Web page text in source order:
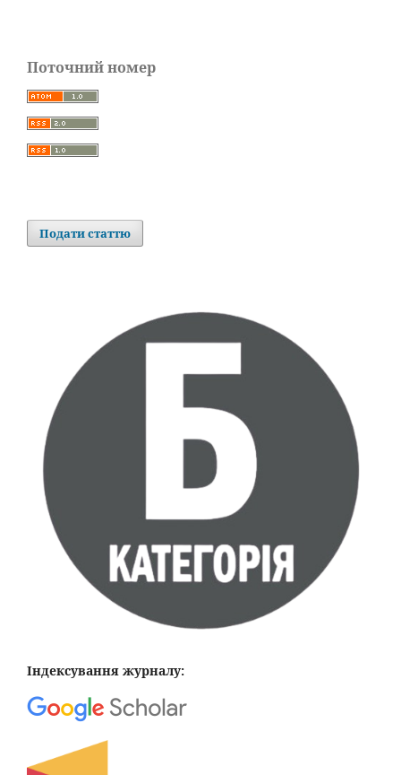
Поточний номер
Подати статтю
Індексування журналу: